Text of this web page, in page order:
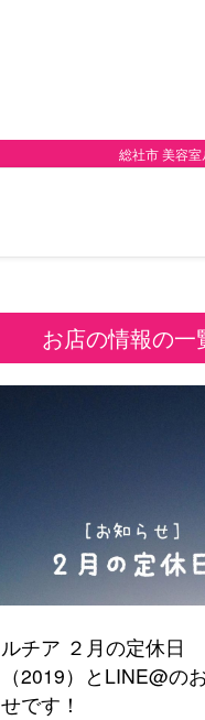
総社市 美容
お店の情報の一
ルチア ２月の定休日
（2019）とLINE@の
せです！